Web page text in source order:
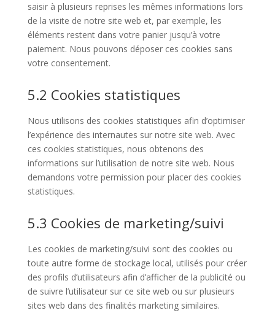
saisir à plusieurs reprises les mêmes informations lors
de la visite de notre site web et, par exemple, les
éléments restent dans votre panier jusqu’à votre
paiement. Nous pouvons déposer ces cookies sans
votre consentement.
5.2 Cookies statistiques
Nous utilisons des cookies statistiques afin d’optimiser
l’expérience des internautes sur notre site web. Avec
ces cookies statistiques, nous obtenons des
informations sur l’utilisation de notre site web. Nous
demandons votre permission pour placer des cookies
statistiques.
5.3 Cookies de marketing/suivi
Les cookies de marketing/suivi sont des cookies ou
toute autre forme de stockage local, utilisés pour créer
des profils d’utilisateurs afin d’afficher de la publicité ou
de suivre l’utilisateur sur ce site web ou sur plusieurs
sites web dans des finalités marketing similaires.